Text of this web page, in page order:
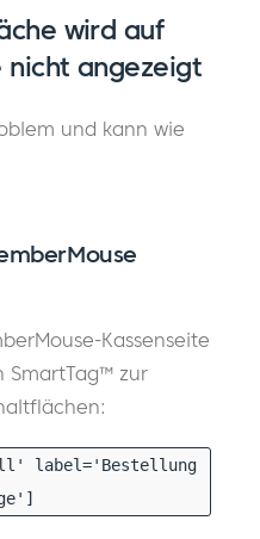
wird auf
nicht angezeigt
und kann wie
Kassenseite
SmartTag™ zur
label='Bestellung